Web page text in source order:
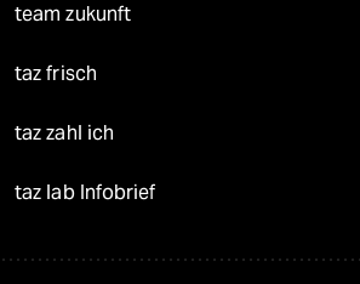
team zukunft
taz frisch
taz zahl ich
taz lab Infobrief